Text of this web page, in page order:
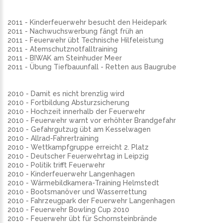
2011 - Kinderfeuerwehr besucht den Heidepark
2011 - Nachwuchswerbung fängt früh an
2011 - Feuerwehr übt Technische Hilfeleistung
2011 - Atemschutznotfalltraining
2011 - BIWAK am Steinhuder Meer
2011 - Übung Tiefbauunfall - Retten aus Baugrube
2010 - Damit es nicht brenzlig wird
2010 - Fortbildung Absturzsicherung
2010 - Hochzeit innerhalb der Feuerwehr
2010 - Feuerwehr warnt vor erhöhter Brandgefahr
2010 - Gefahrgutzug übt am Kesselwagen
2010 - Allrad-Fahrertraining
2010 - Wettkampfgruppe erreicht 2. Platz
2010 - Deutscher Feuerwehrtag in Leipzig
2010 - Politik trifft Feuerwehr
2010 - Kinderfeuerwehr Langenhagen
2010 - Wärmebildkamera-Training Helmstedt
2010 - Bootsmanöver und Wasserrettung
2010 - Fahrzeugpark der Feuerwehr Langenhagen
2010 - Feuerwehr Bowling Cup 2010
2010 - Feuerwehr übt für Schornsteinbrände